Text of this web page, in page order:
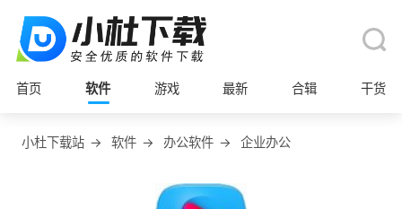
首页 软件 游戏 最新 合辑 干货
小杜下载站 → 软件 → 办公软件 → 企业办公